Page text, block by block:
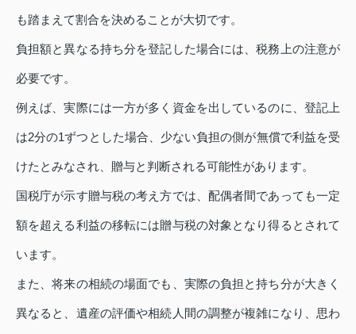
も踏まえて割合を決めることが大切です。
負担額と異なる持ち分を登記した場合には、税務上の注意が
必要です。
例えば、実際には一方が多く資金を出しているのに、登記上
は2分の1ずつとした場合、少ない負担の側が無償で利益を受
けたとみなされ、贈与と判断される可能性があります。
国税庁が示す贈与税の考え方では、配偶者間であっても一定
額を超える利益の移転には贈与税の対象となり得るとされて
います。
また、将来の相続の場面でも、実際の負担と持ち分が大きく
異なると、遺産の評価や相続人間の調整が複雑になり、思わ